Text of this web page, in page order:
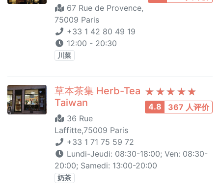
67 Rue de Provence,
75009 Paris
+33 1 42 80 49 19
12:00 - 20:30
川菜
4.8 367 人评价
草本茶集 Herb-Tea
Taiwan
36 Rue
Laffitte,75009 Paris
+33 1 71 75 59 72
Lundi-Jeudi: 08:30-18:00; Ven: 08:30-
20:00; Samedi: 13:00-20:00
奶茶